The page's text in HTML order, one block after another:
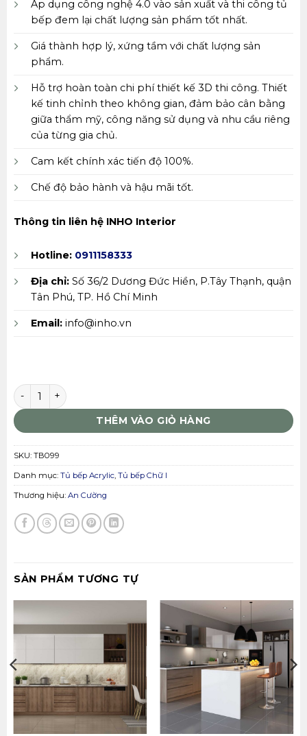
Áp dụng công nghệ 4.0 vào sản xuất và thi công tủ
bếp đem lại chất lượng sản phẩm tốt nhất.
Giá thành hợp lý, xứng tầm với chất lượng sản
phẩm.
Hỗ trợ hoàn toàn chi phí thiết kế 3D thi công. Thiết
kế tinh chỉnh theo không gian, đảm bảo cân bằng
giữa thẩm mỹ, công năng sử dụng và nhu cầu riêng
của từng gia chủ.
Cam kết chính xác tiến độ 100%.
Chế độ bảo hành và hậu mãi tốt.
Thông tin liên hệ INHO Interior
Hotline: 0911158333
Địa chỉ:Số 36/2 Dương Đức Hiền, P.Tây Thạnh, quận
Tân Phú, TP. Hồ Chí Minh
Email:info@inho.vn
Tủ bếp An Cường TB099 số lượng
THÊM VÀO GIỎ HÀNG
SKU: TB099
Danh mục: Tủ bếp Acrylic, Tủ bếp Chữ I
Thương hiệu: An Cường
SẢN PHẨM TƯƠNG TỰ